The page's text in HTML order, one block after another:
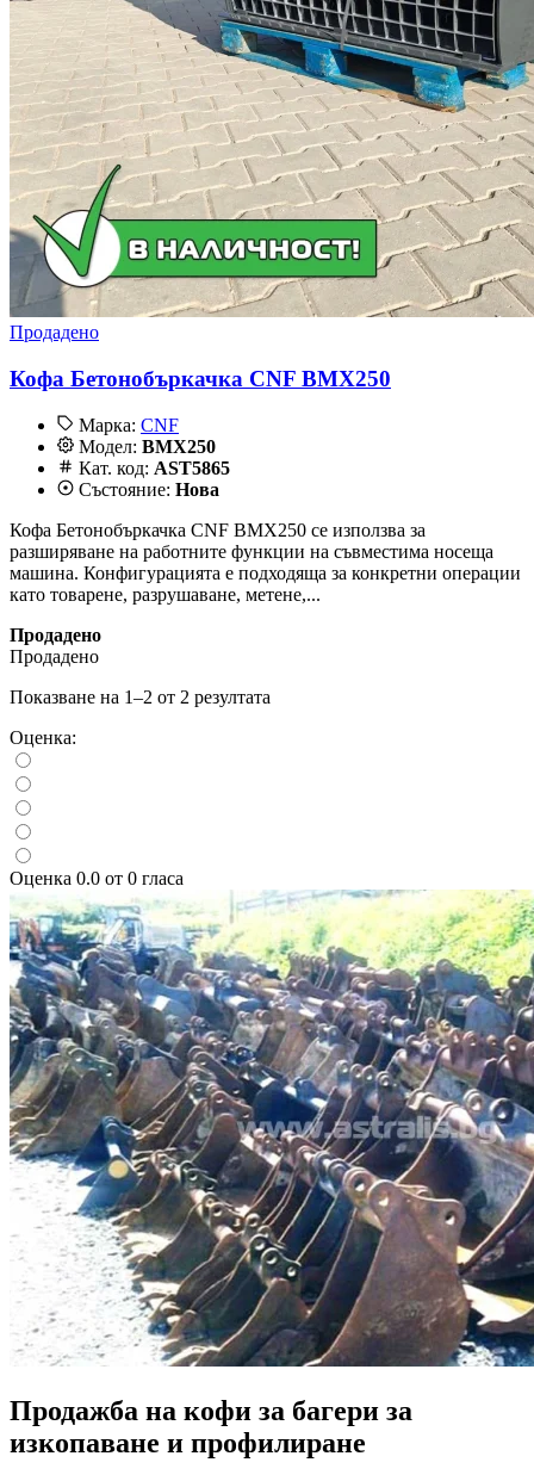
Продадено
Кофа Бетонобъркачка CNF BMX250
Марка: CNF
Модел: BMX250
Кат. код: AST5865
Състояние: Нова
Кофа Бетонобъркачка CNF BMX250 се използва за
разширяване на работните функции на съвместима носеща
машина. Конфигурацията е подходяща за конкретни операции
като товарене, разрушаване, метене,...
Продадено
Продадено
Показване на 1–2 от 2 резултата
Оценка:
Оценка 0.0 от 0 гласа
Продажба на кофи за багери за
изкопаване и профилиране